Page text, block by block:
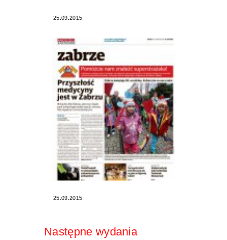
25.09.2015
25.09.2015
Następne wydania